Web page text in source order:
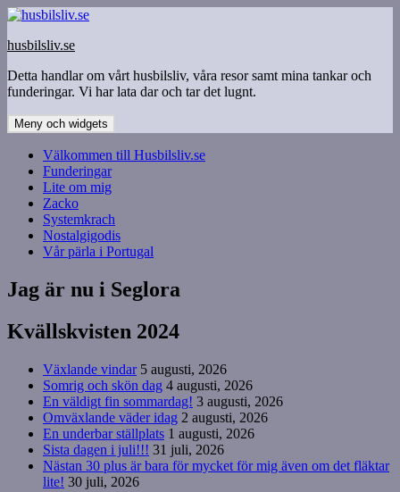
Hoppa
innehåll
husbilsliv.se
Detta handlar om vårt husbilsliv, våra resor samt mina tankar och
funderingar. Vi har lata dar och tar det lugnt.
Meny och widgets
Välkommen till Husbilsliv.se
Funderingar
Lite om mig
Zacko
Systemkrach
Nostalgigodis
Vår pärla i Portugal
Jag är nu i Seglora
Kvällskvisten 2024
Växlande vindar 5 augusti, 2026
Somrig och skön dag 4 augusti, 2026
En väldigt fin sommardag! 3 augusti, 2026
Omväxlande väder idag 2 augusti, 2026
En underbar ställplats 1 augusti, 2026
Sista dagen i juli!!! 31 juli, 2026
Nästan 30 plus är bara för mycket för mig även om det fläktar
lite! 30 juli, 2026